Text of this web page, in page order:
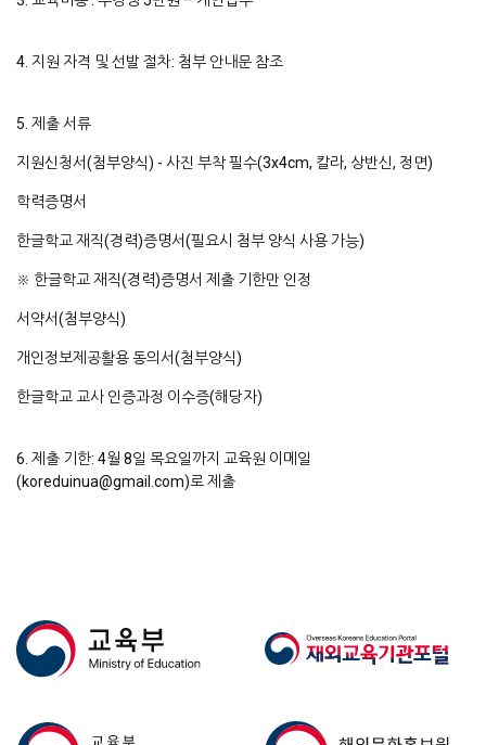
4. 지원 자격 및 선발 절차: 첨부 안내문 참조
5. 제출 서류
지원신청서(첨부양식) - 사진 부착 필수(3x4cm, 칼라, 상반신, 정면)
학력증명서
한글학교 재직(경력)증명서(필요시 첨부 양식 사용 가능)
※ 한글학교 재직(경력)증명서 제출 기한만 인정
서약서(첨부양식)
개인정보제공활용 동의서(첨부양식)
한글학교 교사 인증과정 이수증(해당자)
6. 제출 기한: 4월 8일 목요일까지 교육원 이메일
(koreduinua@gmail.com)로 제출